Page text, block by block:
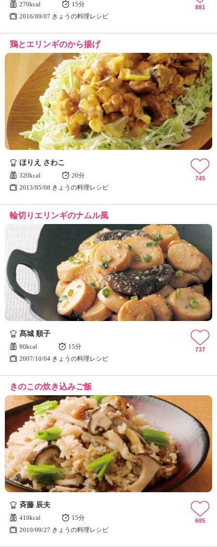
270kcal
15分
2016/09/07 きょうの料理レシピ
881
鶏とエリンギのから揚げ
ほりえ さわこ
320kcal
20分
2013/05/08 きょうの料理レシピ
745
輪切りエリンギのナムル風
髙城 順子
80kcal
15分
2007/10/04 きょうの料理レシピ
737
きのこの炊き込みご飯
斉藤 辰夫
410kcal
15分
2010/09/27 きょうの料理レシピ
695